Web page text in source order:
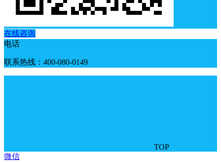
在线咨询
电话
联系热线：400-080-0149
TOP
微信